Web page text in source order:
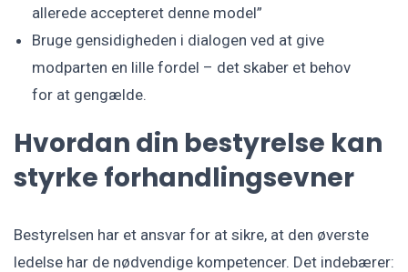
allerede accepteret denne model”
Bruge gensidigheden i dialogen ved at give
modparten en lille fordel – det skaber et behov
for at gengælde.
Hvordan din bestyrelse kan
styrke forhandlingsevner
Bestyrelsen har et ansvar for at sikre, at den øverste
ledelse har de nødvendige kompetencer. Det indebærer: